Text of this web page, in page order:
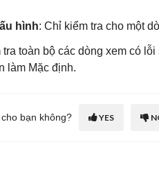
hình: Chỉ kiểm tra cho một
tra toàn bộ các dòng xem có
làm Mặc định.
bạn không? YES